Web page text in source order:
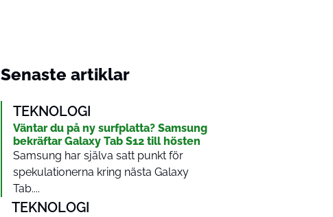
Senaste artiklar
TEKNOLOGI
Väntar du på ny surfplatta? Samsung
bekräftar Galaxy Tab S12 till hösten
Samsung har själva satt punkt för
spekulationerna kring nästa Galaxy
Tab....
TEKNOLOGI